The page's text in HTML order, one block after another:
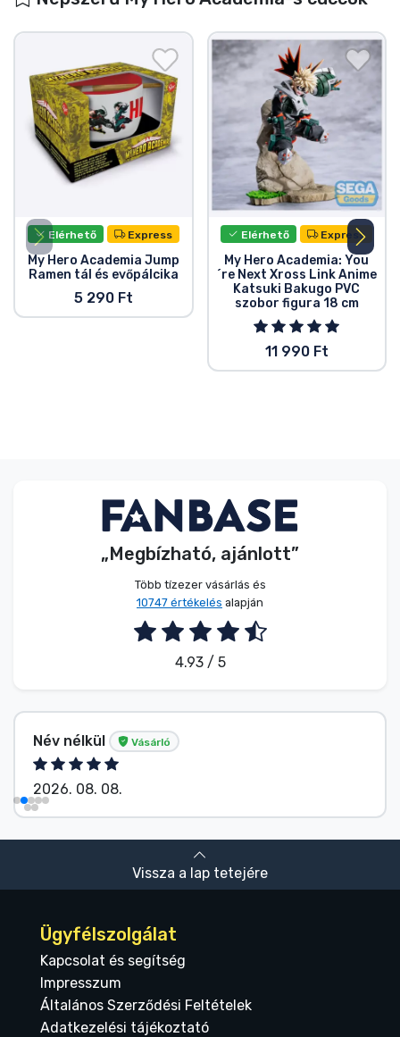
Elérhető Express
My Hero Academia Jump
Ramen tál és evőpálcika
5 290 Ft
Elérhető Express
My Hero Academia: You
´re Next Xross Link Anime
Katsuki Bakugo PVC
szobor figura 18 cm
11 990 Ft
„Megbízható, ajánlott”
Több tízezer vásárlás és
10747 értékelés alapján
4.93 / 5
Név nélkül Vásárló
2026. 08. 08.
Vissza a lap tetejére
Ügyfélszolgálat
Kapcsolat és segítség
Impresszum
Általános Szerződési Feltételek
Adatkezelési tájékoztató